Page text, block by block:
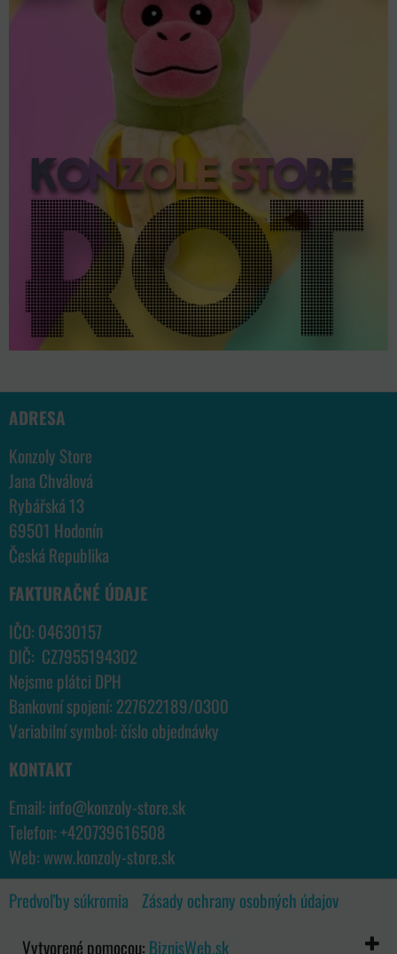
ADRESA
Konzoly Store
Jana Chválová
Rybářská 13
69501 Hodonín
Česká Republika
FAKTURAČNÉ ÚDAJE
IČO: 04630157
DIČ: CZ7955194302
Nejsme plátci DPH
Bankovní spojení: 227622189/0300
Variabilní symbol: číslo objednávky
KONTAKT
Email: info@konzoly-store.sk
Telefon:+420739616508
Web: www.konzoly-store.sk
Predvoľby súkromia Zásady ochrany osobných údajov
Vytvorené pomocou: BiznisWeb.sk